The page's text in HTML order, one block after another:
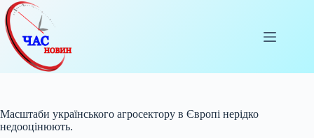
Перейти
до
вмісту
Масштаби українського агросектору в Європі нерідко
недооцінюють.